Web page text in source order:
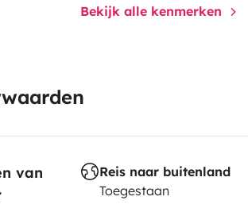
Bekijk alle kenmerken
van
Reis naar buitenland
Toegestaan